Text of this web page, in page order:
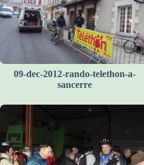
09-dec-2012-rando-telethon-a-
sancerre